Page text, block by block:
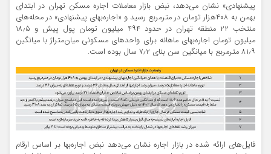
پیشنهادی» نشان می‌دهد، نبض بازار معاملات اجاره مسکن تهران در ابتدای
بهمن به ۴۰۸‌هزار تومان در مترمربع رسید و «اجاره‌‌‌بهای پیشنهادی» در محله‌‌‌های
منتخب ۲۲ منطقه تهران در حدود ۴۹۴ میلیون تومان پول پیش و ۱۸٫۵
میلیون تومان اجاره‌‌‌بهای ماهانه برای واحدهای مسکونی میان‌متراژ با میانگین
۸۱٫۹ مترمربع با میانگین سن بنای ۷٫۲ سال بوده است.
فایل‌‌‌های ارائه شده در بازار اجاره نشان می‌دهد نبض اجاره‌‌‌بها بر اساس ارقام